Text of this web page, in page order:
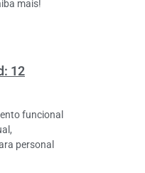
mais!
12
funcional
personal